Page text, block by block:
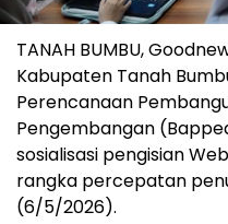
TANAH BUMBU,
Kabupaten Tanah
Perencanaan
Pengembangan
sosialisasi pengisian
rangka percepatan
(6/5/2026).